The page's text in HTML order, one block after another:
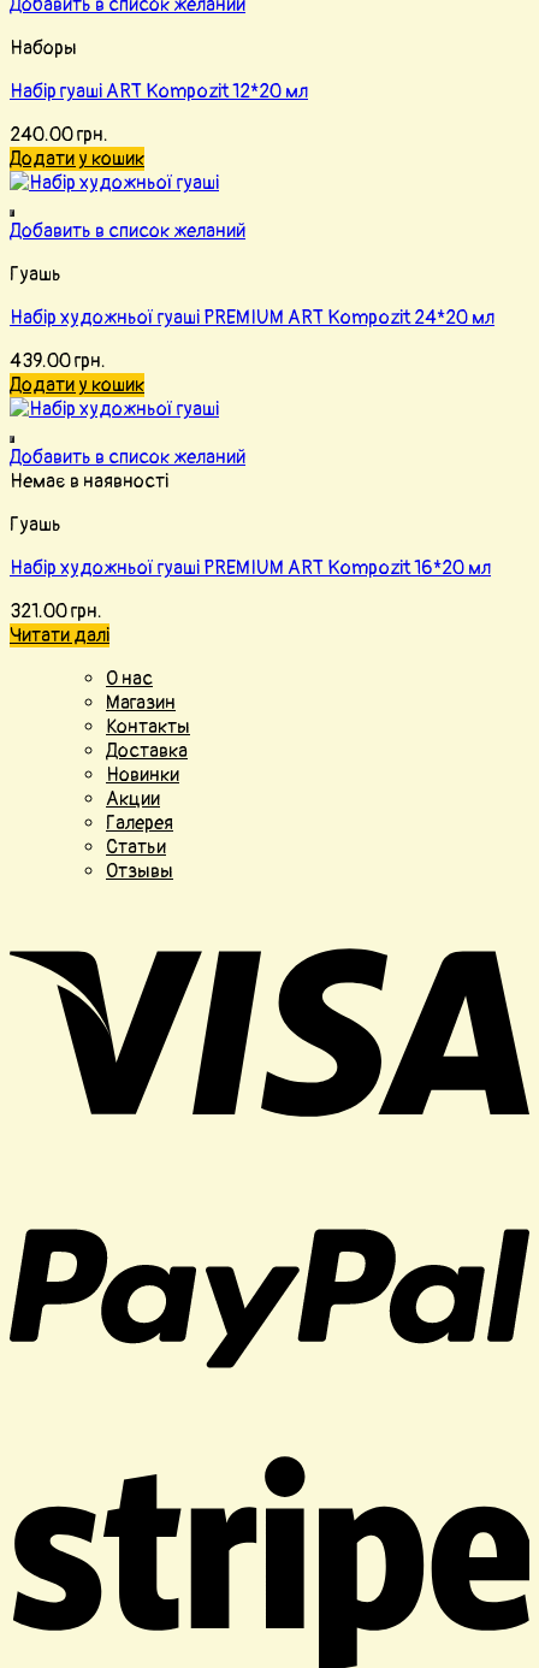
Наборы
Набір гуаші ART Kompozit 12*20 мл
240.00грн.
Додати у кошик
Добавить в список желаний
Гуашь
Набір художньої гуаші PREMIUM ART Kompozit 24*20 мл
439.00грн.
Додати у кошик
Добавить в список желаний
Немає в наявності
Гуашь
Набір художньої гуаші PREMIUM ART Kompozit 16*20 мл
321.00грн.
Читати далі
О нас
Магазин
Контакты
Доставка
Новинки
Акции
Галерея
Статьи
Отзывы